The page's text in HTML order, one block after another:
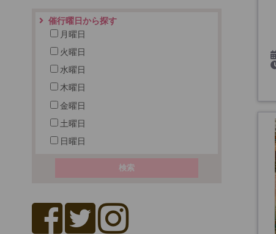
催行曜日から探す
月曜日
火曜日
水曜日
木曜日
金曜日
土曜日
日曜日